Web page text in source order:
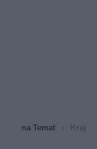
na:Temat Kraj